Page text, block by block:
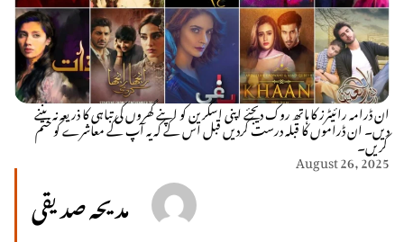
ان ڈرامہ رائیٹرز کا ہاتھ روک دیجئے اپنی اسکرین کو اپنے گھروں کی تباہی کا ذریعہ نہ بننے
دیں۔ ان ڈراموں کا قبلہ درست کردیں قبل اس کے کہ یہ آپ کے معاشرے کو ختم
کریں۔
August 26, 2025
مدیحہ صدیقی